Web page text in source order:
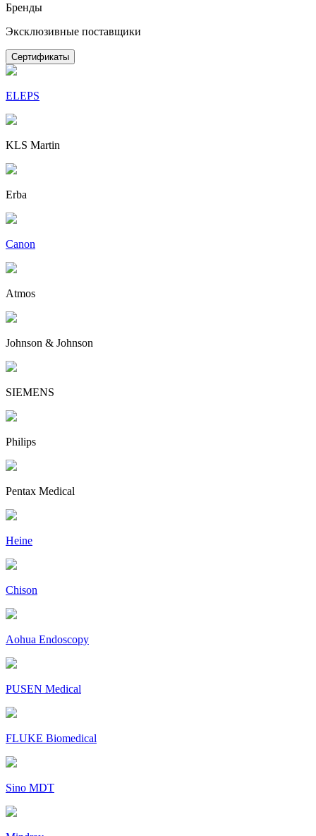
Бренды
Эксклюзивные поставщики
Сертификаты
ELEPS
KLS Martin
Erba
Canon
Atmos
Johnson & Johnson
SIEMENS
Philips
Pentax Medical
Heine
Chison
Aohua Endoscopy
PUSEN Medical
FLUKE Biomedical
Sino MDT